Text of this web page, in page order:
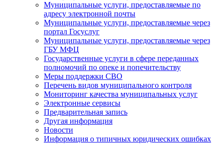
Муниципальные услуги, предоставляемые по
адресу электронной почты
Муниципальные услуги, предоставляемые через
портал Госуслуг
Муниципальные услуги, предоставляемые через
ГБУ МФЦ
Государственные услуги в сфере переданных
полномочий по опеке и попечительству
Меры поддержки СВО
Перечень видов муниципального контроля
Мониторинг качества муниципальных услуг
Электронные сервисы
Предварительная запись
Другая информация
Новости
Информация о типичных юридических ошибках